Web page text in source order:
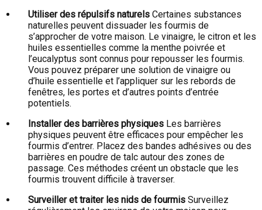
Utiliser des répulsifs naturels Certaines substances
naturelles peuvent dissuader les fourmis de
s’approcher de votre maison. Le vinaigre, le citron et les
huiles essentielles comme la menthe poivrée et
l’eucalyptus sont connus pour repousser les fourmis.
Vous pouvez préparer une solution de vinaigre ou
d’huile essentielle et l’appliquer sur les rebords de
fenêtres, les portes et d’autres points d’entrée
potentiels.
Installer des barrières physiques Les barrières
physiques peuvent être efficaces pour empêcher les
fourmis d’entrer. Placez des bandes adhésives ou des
barrières en poudre de talc autour des zones de
passage. Ces méthodes créent un obstacle que les
fourmis trouvent difficile à traverser.
Surveiller et traiter les nids de fourmis Surveillez